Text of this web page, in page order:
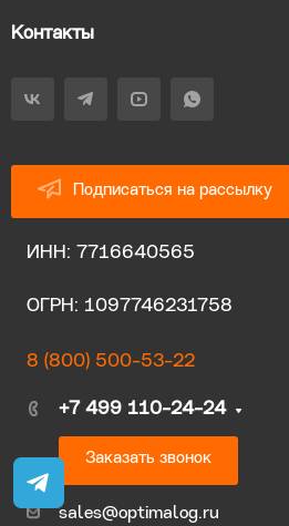
Контакты
Подписаться на рассылку
ИНН: 7716640565
ОГРН: 1097746231758
8 (800) 500-53-22
+7 499 110-24-24
Заказать звонок
sales@optimalog.ru